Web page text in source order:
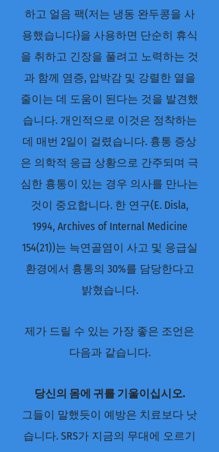
하고 얼음 팩(저는 냉동 완두콩을 사
용했습니다)을 사용하면 단순히 휴식
을 취하고 긴장을 풀려고 노력하는 것
과 함께 염증, 압박감 및 강렬한 열을
줄이는 데 도움이 된다는 것을 발견했
습니다. 개인적으로 이것은 정착하는
데 매번 2일이 걸렸습니다. 흉통 증상
은 의학적 응급 상황으로 간주되며 극
심한 흉통이 있는 경우 의사를 만나는
것이 중요합니다. 한 연구(E. Disla,
1994, Archives of Internal Medicine
154(21))는 늑연골염이 사고 및 응급실
환경에서 흉통의 30%를 담당한다고
밝혔습니다.
제가 드릴 수 있는 가장 좋은 조언은
다음과 같습니다.
당신의 몸에 귀를 기울이십시오.
그들이 말했듯이 예방은 치료보다 낫
습니다. SRS가 지금의 무대에 오르기